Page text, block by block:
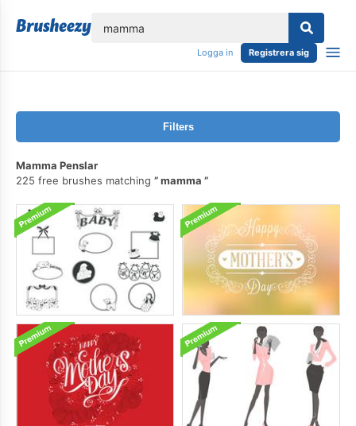
Logga in Registrera sig
Filters
Mamma Penslar
225 free brushes matching
mamma